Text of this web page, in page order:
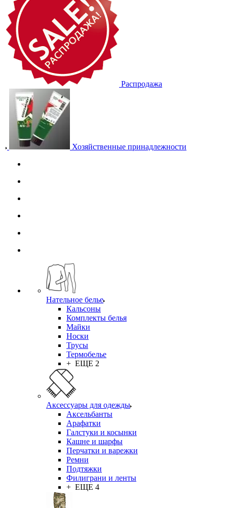
Распродажа
Хозяйственные принадлежности
Нательное белье
Кальсоны
Комплекты белья
Майки
Носки
Трусы
Термобелье
+ ЕЩЕ 2
Аксессуары для одежды
Аксельбанты
Арафатки
Галстуки и косынки
Кашне и шарфы
Перчатки и варежки
Ремни
Подтяжки
Филиграни и ленты
+ ЕЩЕ 4